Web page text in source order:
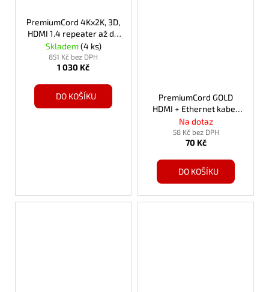
PremiumCord 4Kx2K, 3D,
HDMI 1.4 repeater až do
40m
Skladem(4 ks)
851 Kč bez DPH
1 030 Kč
DO KOŠÍKU
PremiumCord GOLD
HDMI + Ethernet kabel,
zlac., 5m
Na dotaz
58 Kč bez DPH
70 Kč
DO KOŠÍKU